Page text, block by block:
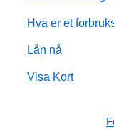
Hva er et
Lån nå
Visa Kort